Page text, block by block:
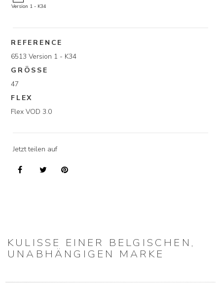
Version 1 - K34
REFERENCE
6513 Version 1 - K34
GRÖSSE
47
FLEX
Flex VOD 3.0
Jetzt teilen auf
KULISSE EINER BELGISCHEN,
UNABHÄNGIGEN MARKE